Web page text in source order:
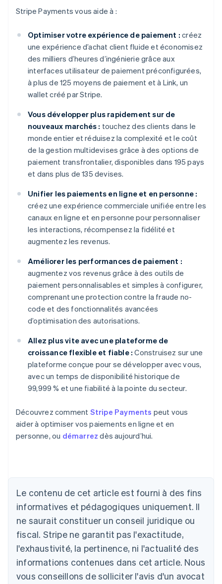
Stripe Payments vous aide à :
Optimiser votre expérience de paiement : créez
une expérience d’achat client fluide et économisez
des milliers d’heures d’ingénierie grâce aux
interfaces utilisateur de paiement préconfigurées,
à plus de 125 moyens de paiement et à Link, un
wallet créé par Stripe.
Vous développer plus rapidement sur de
nouveaux marchés : touchez des clients dans le
monde entier et réduisez la complexité et le coût
de la gestion multidevises grâce à des options de
paiement transfrontalier, disponibles dans 195 pays
et dans plus de 135 devises.
Unifier les paiements en ligne et en personne :
créez une expérience commerciale unifiée entre les
canaux en ligne et en personne pour personnaliser
les interactions, récompensez la fidélité et
augmentez les revenus.
Améliorer les performances de paiement :
augmentez vos revenus grâce à des outils de
paiement personnalisables et simples à configurer,
comprenant une protection contre la fraude no-
code et des fonctionnalités avancées
d’optimisation des autorisations.
Allez plus vite avec une plateforme de
croissance flexible et fiable : Construisez sur une
plateforme conçue pour se développer avec vous,
avec un temps de disponibilité historique de
99,999 % et une fiabilité à la pointe du secteur.
Découvrez comment Stripe Payments peut vous
aider à optimiser vos paiements en ligne et en
personne, ou démarrez dès aujourd’hui.
Le contenu de cet article est fourni à des fins
informatives et pédagogiques uniquement. Il
ne saurait constituer un conseil juridique ou
fiscal. Stripe ne garantit pas l'exactitude,
l'exhaustivité, la pertinence, ni l'actualité des
informations contenues dans cet article. Nous
vous conseillons de solliciter l'avis d'un avocat
Allemagne
Australie
English
Autriche
DeutschEnglish
Belgique
NederlandsFrançaisDeutsch English